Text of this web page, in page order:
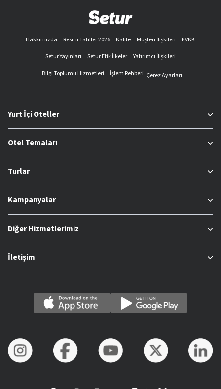
Hakkımızda Resmi Tatiller 2026 Kalite Müşteri İlişkileri
KVKK
Setur Yayınları
Setur Etik İlkeler
Yatırımcı İlişkileri
Bilgi Toplumu Hizmetleri
İşlem Rehberi Çerez Ayarları
Yurt İçi Oteller
Otel Temaları
Turlar
Kampanyalar
Diğer Hizmetlerimiz
İletişim